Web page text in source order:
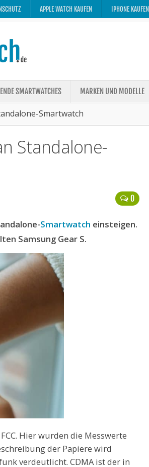
APPLE WATCH KAUFEN IPHONE KAUFEN
SMARTWATCHES MARKEN UND MODELLE
Smartwatch
Standalone-
0
Smartwatch einsteigen.
Samsung Gear S.
Hier wurden die Messwerte
der Papiere wird
verdeutlicht. CDMA ist der in